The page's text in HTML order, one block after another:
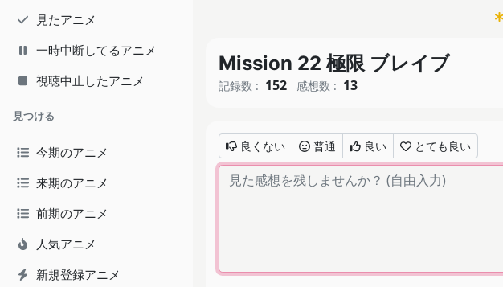
見たアニメ
一時中断してるアニメ
視聴中止したアニメ
見つける
今期のアニメ
来期のアニメ
前期のアニメ
人気アニメ
新規登録アニメ
Mission 22 極限 ブレイブ
記録数 : 152 感想数 : 13
良くない 普通 良い とても良い